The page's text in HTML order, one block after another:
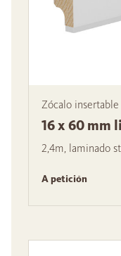
Zócalo insertable
16 x 60 mm
2,4m, laminado
A petición